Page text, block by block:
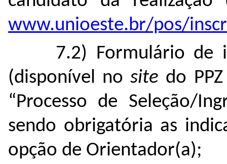
www.unioeste.br/pos/
7.2) Formulário de
(disponível nosite do
“Processo de Seleção/
sendo obrigatória as
opção de Orientador(a);